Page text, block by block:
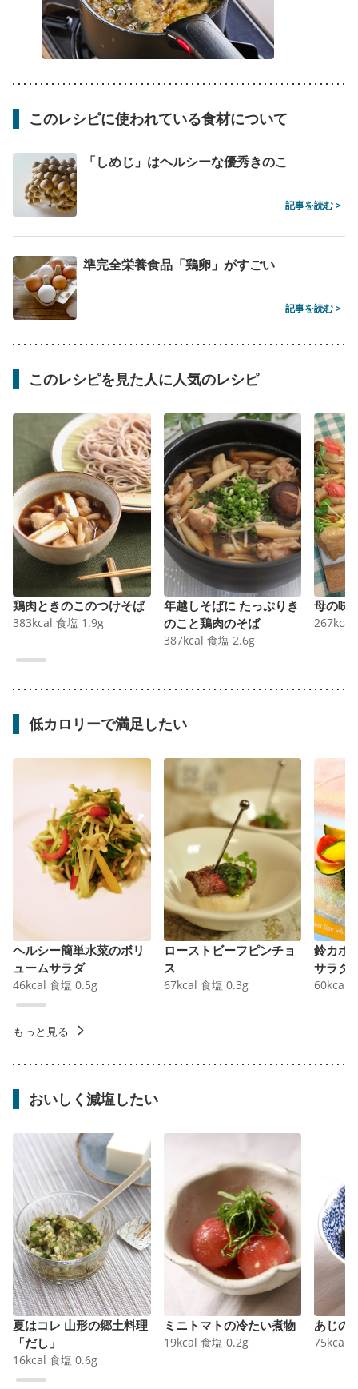
このレシピに使われている食材について
「しめじ」はヘルシーな優秀きのこ
記事を読む >
準完全栄養食品「鶏卵」がすごい
記事を読む >
このレシピを見た人に人気のレシピ
鶏肉ときのこのつけそば
383kcal 食塩 1.9g
年越しそばに たっぷりき
のこと鶏肉のそば
387kcal 食塩 2.6g
母の味
267kcal
低カロリーで満足したい
ヘルシー簡単水菜のボリ
ュームサラダ
46kcal 食塩 0.5g
ローストビーフピンチョ
ス
67kcal 食塩 0.3g
鈴カボ
サラダ
60kcal
もっと見る
おいしく減塩したい
夏はコレ 山形の郷土料理
「だし」
16kcal 食塩 0.6g
ミニトマトの冷たい煮物
19kcal 食塩 0.2g
あじの
75kcal